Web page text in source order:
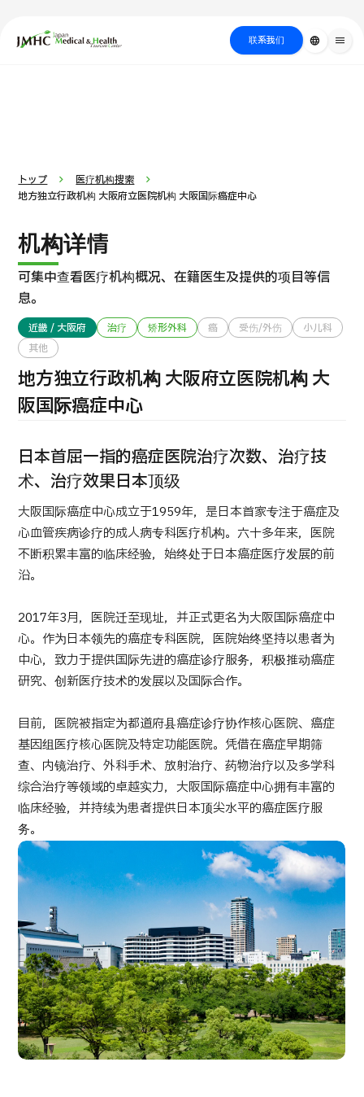
日本医疗健康雅旅中心（JMHC） 联系我们 language menu
TOP
面向国际患者
关于日本医疗
就诊流程
医疗项目检索
按部位・疾病搜索
按检查・术式・
治疗方法搜索
搜索美容医疗
内容精选
新闻
面向医疗机构
运营公司
个人信息保护政策
公司指南与政策
国际 第二医疗意见（湘南镰仓综合医院）
治療 治療
2026.01.12
トップ
医疗机构搜索
地方独立行政机构 大阪府立医院机构 大阪国际癌症中心
机构详情
可集中查看医疗机构概况、在籍医生及提供的项目等信
息。
近畿 / 大阪府 治疗 矫形外科 癌 受伤/外伤
小儿科
其他
地方独立行政机构 大阪府立医院机构 大
阪国际癌症中心
日本首屈一指的癌症医院治疗次数、治疗技
术、治疗效果日本顶级
大阪国际癌症中心成立于1959年，是日本首家专注于癌症及
心血管疾病诊疗的成人病专科医疗机构。六十多年来，医院
不断积累丰富的临床经验，始终处于日本癌症医疗发展的前
沿。
2017年3月，医院迁至现址，并正式更名为大阪国际癌症中
心。作为日本领先的癌症专科医院，医院始终坚持以患者为
中心，致力于提供国际先进的癌症诊疗服务，积极推动癌症
研究、创新医疗技术的发展以及国际合作。
目前，医院被指定为都道府县癌症诊疗协作核心医院、癌症
基因组医疗核心医院及特定功能医院。凭借在癌症早期筛
查、内镜治疗、外科手术、放射治疗、药物治疗以及多学科
综合治疗等领域的卓越实力，大阪国际癌症中心拥有丰富的
临床经验，并持续为患者提供日本顶尖水平的癌症医疗服
务。